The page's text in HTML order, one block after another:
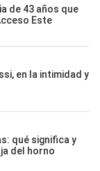
de 43 años que
Este
en la intimidad y
qué significa y
del horno